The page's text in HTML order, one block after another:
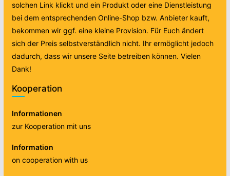
solchen Link klickt und ein Produkt oder eine Dienstleistung
bei dem entsprechenden Online-Shop bzw. Anbieter kauft,
bekommen wir ggf. eine kleine Provision. Für Euch ändert
sich der Preis selbstverständlich nicht. Ihr ermöglicht jedoch
dadurch, dass wir unsere Seite betreiben können. Vielen
Dank!
Kooperation
Informationen
zur Kooperation mit uns
Information
on cooperation with us